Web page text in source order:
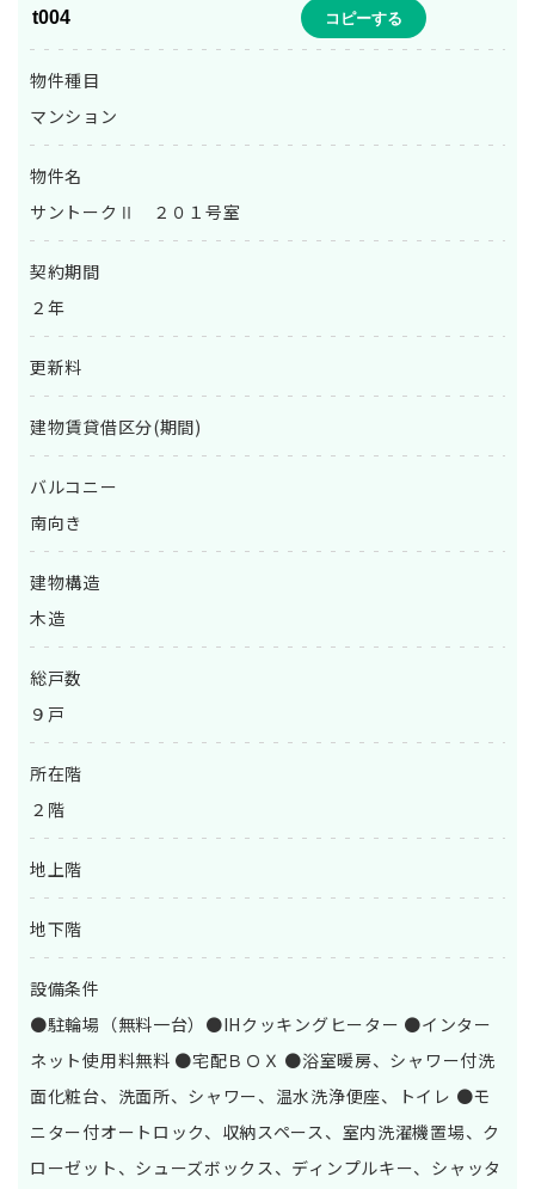
コピーする
物件種目
マンション
物件名
サントークⅡ ２０１号室
契約期間
２年
更新料
建物賃貸借区分(期間)
バルコニー
南向き
建物構造
木造
総戸数
９戸
所在階
２階
地上階
地下階
設備条件
●駐輪場（無料一台）●IHクッキングヒーター ●インター
ネット使用料無料 ●宅配ＢＯＸ ●浴室暖房、シャワー付洗
面化粧台、洗面所、シャワー、温水洗浄便座、トイレ ●モ
ニター付オートロック、収納スペース、室内洗濯機置場、ク
ローゼット、シューズボックス、ディンプルキー、シャッタ